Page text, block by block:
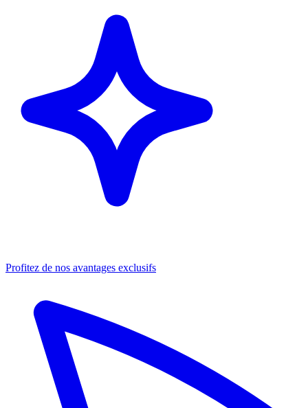
Profitez de nos avantages exclusifs